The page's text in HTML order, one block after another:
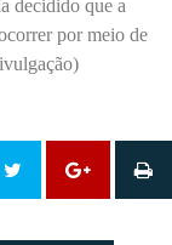
decidido que a
por meio de